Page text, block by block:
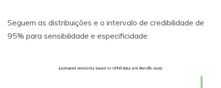
Seguem as distribuições e o intervalo de credibilidade de
95% para sensibilidade e especificidade: